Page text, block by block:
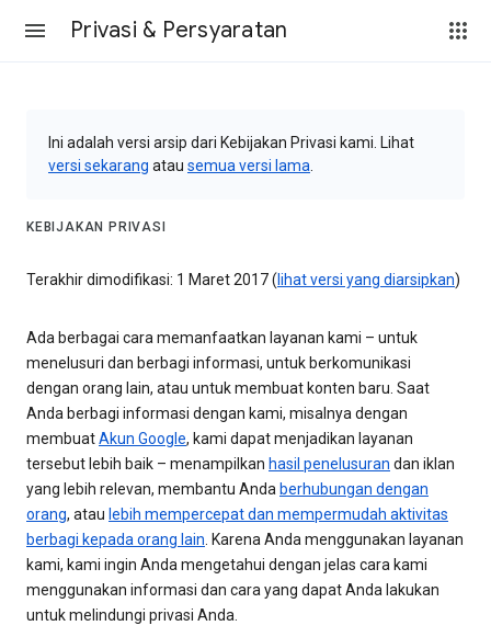
Privasi & Persyaratan
Ini adalah versi arsip dari Kebijakan Privasi kami. Lihat
versi sekarang atau semua versi lama
KEBIJAKAN PRIVASI
Terakhir dimodifikasi: 1 Maret 2017 ( lihat versi yang diarsipkan)
Ada berbagai cara memanfaatkan layanan kami – untuk
menelusuri dan berbagi informasi, untuk berkomunikasi
dengan orang lain, atau untuk membuat konten baru. Saat
Anda berbagi informasi dengan kami, misalnya dengan
membuatAkun Google, kami dapat menjadikan layanan
tersebut lebih baik – menampilkan hasil penelusuran dan iklan
yang lebih relevan, membantu Anda berhubungan dengan
orang, atau lebih mempercepat dan mempermudah aktivitas
berbagi kepada orang lain. Karena Anda menggunakan layanan
kami, kami ingin Anda mengetahui dengan jelas cara kami
menggunakan informasi dan cara yang dapat Anda lakukan
untuk melindungi privasi Anda.